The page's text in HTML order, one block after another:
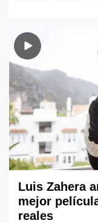
Luis Zahera
mejor
reales